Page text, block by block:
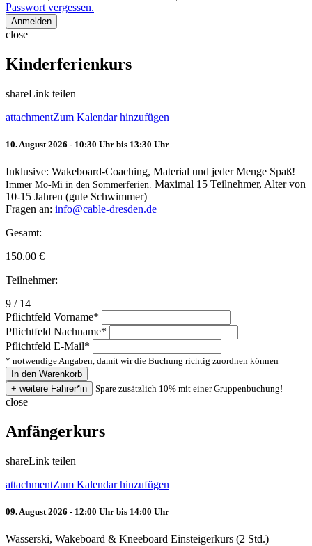
Passwort vergessen.
Anmelden
close
Kinderferienkurs
shareLink teilen
attachmentZum Kalendar hinzufügen
10. August 2026 - 10:30 Uhr bis 13:30 Uhr
Inklusive: Wakeboard-Coaching, Material und jeder Menge Spaß!
Immer Mo-Mi in den Sommerferien. Maximal 15 Teilnehmer, Alter von
10-15 Jahren (gute Schwimmer)
Fragen an: info@cable-dresden.de
Gesamt:
150.00 €
Teilnehmer:
9 / 14
Pflichtfeld Vorname*
Pflichtfeld Nachname*
Pflichtfeld E-Mail*
* notwendige Angaben, damit wir die Buchung richtig zuordnen können
Spare zusätzlich 10% mit einer Gruppenbuchung!
close
Anfängerkurs
shareLink teilen
attachmentZum Kalendar hinzufügen
09. August 2026 - 12:00 Uhr bis 14:00 Uhr
Wasserski, Wakeboard & Kneeboard Einsteigerkurs (2 Std.)